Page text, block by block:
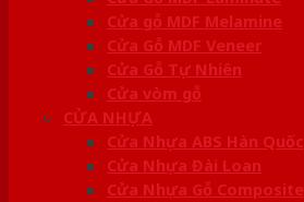
Cửa gỗ MDF Melamine
Cửa Gỗ MDF Veneer
Cửa Gỗ Tự Nhiên
Cửa vòm gỗ
CỬA NHỰA
Cửa Nhựa ABS Hàn Quốc
Cửa Nhựa Đài Loan
Cửa Nhựa Gỗ Composite